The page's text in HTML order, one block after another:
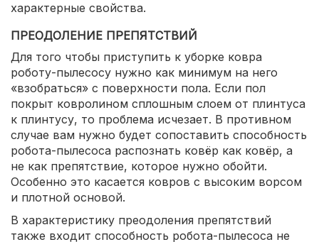
характерные свойства.
ПРЕОДОЛЕНИЕ ПРЕПЯТСТВИЙ
Для того чтобы приступить к уборке ковра
роботу-пылесосу нужно как минимум на него
«взобраться» с поверхности пола. Если пол
покрыт ковролином сплошным слоем от плинтуса
к плинтусу, то проблема исчезает. В противном
случае вам нужно будет сопоставить способность
робота-пылесоса распознать ковёр как ковёр, а
не как препятствие, которое нужно обойти.
Особенно это касается ковров с высоким ворсом
и плотной основой.
В характеристику преодоления препятствий
также входит способность робота-пылесоса не